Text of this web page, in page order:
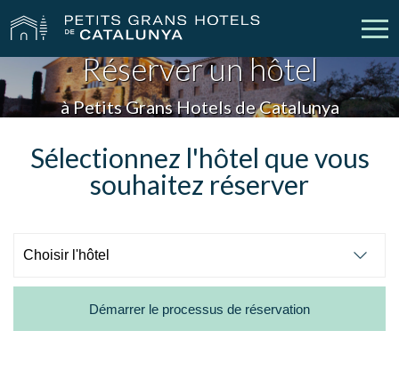
Nos Hôtels Escapades
Mariages
Chèques Cadeau Découvrez Catalogne
Réserver un hôtel
à Petits Grans Hotels de Catalunya
Sélectionnez l'hôtel que vous
souhaitez réserver
Démarrer le processus de réservation